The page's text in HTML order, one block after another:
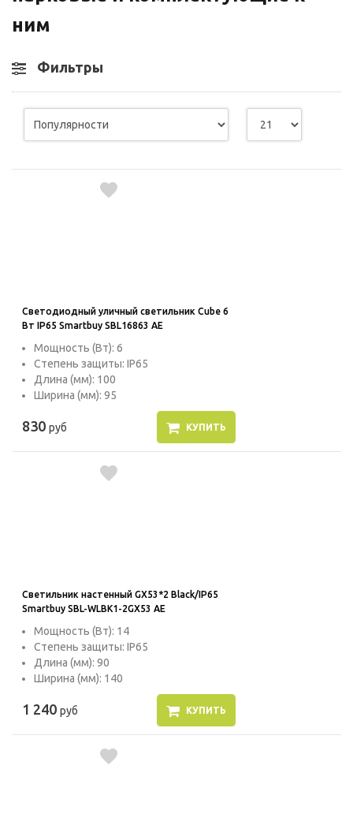
ним
Фильтры
Светодиодный уличный светильник Cube 6
Вт IP65 Smartbuy SBL16863 AE
Мощность (Вт): 6
Степень защиты: IP65
Длина (мм): 100
Ширина (мм): 95
830 руб КУПИТЬ
Светильник настенный GX53*2 Black/IP65
Smartbuy SBL-WLBK1-2GX53 AE
Мощность (Вт): 14
Степень защиты: IP65
Длина (мм): 90
Ширина (мм): 140
1 240 руб КУПИТЬ
пользователей на сайте. Эти файлы cookie
чтобы увеличить его производительность
удобным для пользователей.
Рекламные файлы cookie используются
качества рекламы. Эти файлы cookie
помогают обеспечить максимально